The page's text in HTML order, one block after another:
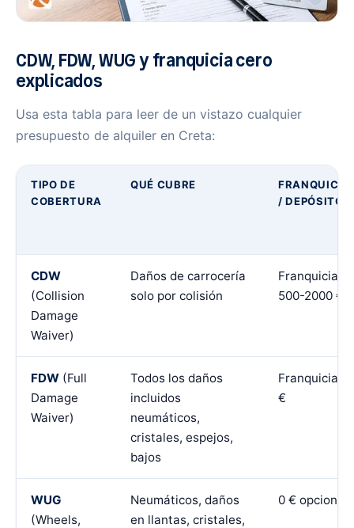
CDW, FDW, WUG y franquicia cero
explicados
Usa esta tabla para leer de un vistazo cualquier
presupuesto de alquiler en Creta:
TIPO DE
COBERTURA
QUÉ CUBRE
FRANQUICIA
/ DEPÓSITO
CDW
(Collision
Damage
Waiver)
Daños de carrocería
solo por colisión
Franquicia
500-2000 €
FDW (Full
Damage
Waiver)
Todos los daños
incluidos
neumáticos,
cristales, espejos,
bajos
Franquicia 0
€
WUG
(Wheels,
Neumáticos, daños
en llantas, cristales,
0 € opcional